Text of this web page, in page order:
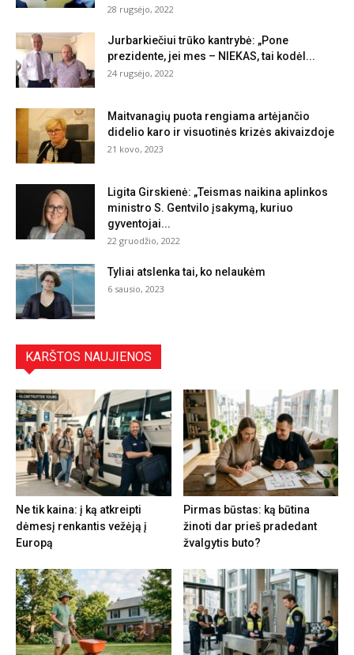
28 rugsėjo, 2022
Jurbarkiečiui trūko kantrybė: „Pone
prezidente, jei mes – NIEKAS, tai kodėl...
24 rugsėjo, 2022
Maitvanagių puota rengiama artėjančio
didelio karo ir visuotinės krizės akivaizdoje
21 kovo, 2023
Ligita Girskienė: „Teismas naikina aplinkos
ministro S. Gentvilo įsakymą, kuriuo
gyventojai...
22 gruodžio, 2022
Tyliai atslenka tai, ko nelaukėm
6 sausio, 2023
KARŠTOS NAUJIENOS
Ne tik kaina: į ką atkreipti
dėmesį renkantis vežėją į
Europą
Pirmas būstas: ką būtina
žinoti dar prieš pradedant
žvalgytis buto?